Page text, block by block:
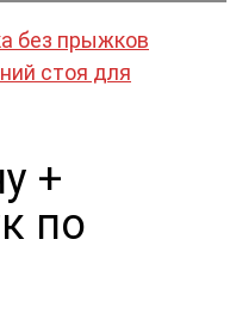
без прыжков
стоя для
+
по